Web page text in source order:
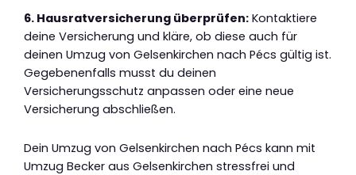
6. Hausratversicherung überprüfen: Kontaktiere
deine Versicherung und kläre, ob diese auch für
deinen Umzug von Gelsenkirchen nach Pécs gültig ist.
Gegebenenfalls musst du deinen
Versicherungsschutz anpassen oder eine neue
Versicherung abschließen.
Dein Umzug von Gelsenkirchen nach Pécs kann mit
Umzug Becker aus Gelsenkirchen stressfrei und